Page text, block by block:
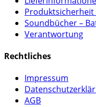
Soundbücher –
Verantwortung
Rechtliches
Impressum
AGB